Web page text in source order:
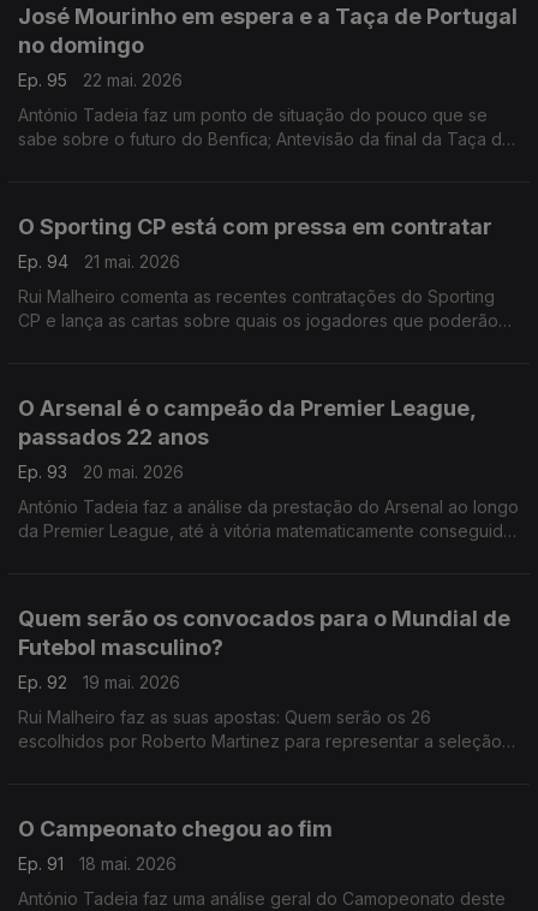
José Mourinho em espera e a Taça de Portugal
no domingo
Ep. 95
22 mai. 2026
António Tadeia faz um ponto de situação do pouco que se
sabe sobre o futuro do Benfica; Antevisão da final da Taça de
O Sporting CP está com pressa em contratar
Ep. 94
21 mai. 2026
Rui Malheiro comenta as recentes contratações do Sporting
CP e lança as cartas sobre quais os jogadores que poderão
O Arsenal é o campeão da Premier League,
passados 22 anos
Ep. 93
20 mai. 2026
António Tadeia faz a análise da prestação do Arsenal ao longo
da Premier League, até à vitória matematicamente conseguida
Quem serão os convocados para o Mundial de
Futebol masculino?
Ep. 92
19 mai. 2026
Rui Malheiro faz as suas apostas: Quem serão os 26
escolhidos por Roberto Martinez para representar a seleção
O Campeonato chegou ao fim
Ep. 91
18 mai. 2026
António Tadeia faz uma análise geral do Camopeonato deste